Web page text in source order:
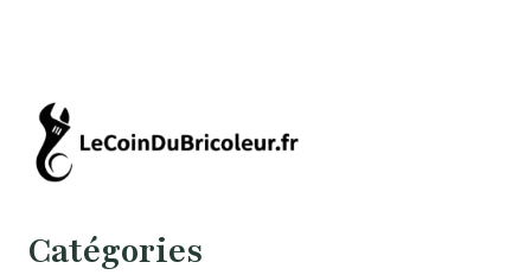
Catégories